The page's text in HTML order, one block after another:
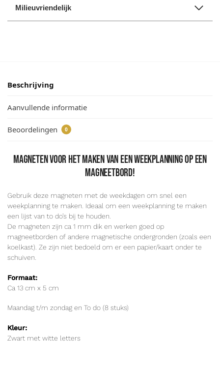
Milieuvriendelijk
Beschrijving
Aanvullende informatie
Beoordelingen 0
Magneten voor het maken van een weekplanning op een
magneetbord!
Gebruik deze magneten met de weekdagen om snel een
weekplanning te maken. Ideaal om een weekplanning te maken
een lijst van to do’s bij te houden.
De magneten zijn ca 1 mm dik en werken goed op
magneetborden of andere magnetische ondergronden (zoals een
koelkast). Ze zijn niet bedoeld om er een papier/kaart onder te
schuiven.
Formaat:
Ca 13 cm x 5 cm
Maandag t/m zondag en To do (8 stuks)
Kleur:
Zwart met witte letters